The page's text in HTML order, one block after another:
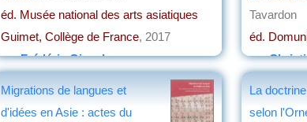
éd. Musée national des arts asiatiques
Guimet, Collège de France, 2017
parFrédéric Girard
Tavardon
éd.
par
Migrations de langues et
d'idées en Asie : actes du
La
selon